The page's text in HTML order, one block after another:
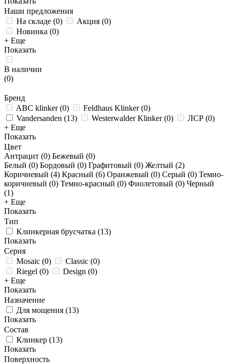
Наши предложения
На складе (0) Акция (0)
Новинка (0)
+ Еще
Показать
В наличии
(0)
Бренд
ABC klinker(0) Feldhaus Klinker(0)
Vandersanden (13) Westerwalder Klinker(0) ЛСР (0)
+ Еще
Показать
Цвет
Антрацит (0) Бежевый (0)
Белый (0) Бордовый (0) Графитовый (0) Желтый (2)
Коричневый (4) Красный (6) Оранжевый (0) Серый (0) Темно-
коричневый (0) Темно-красный (0) Фиолетовый (0) Черный
(1)
+ Еще
Показать
Тип
Клинкерная брусчатка (13)
Показать
Серия
Mosaic (0) Classic (0)
Riegel (0) Design (0)
+ Еще
Показать
Назначение
Для мощения (13)
Показать
Состав
Клинкер (13)
Показать
Поверхность